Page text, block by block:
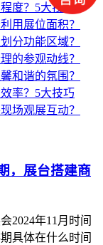
度？5大技巧
用展位面积？
分功能区域？
的参观动线？
和谐的氛围？
率？5大技巧
场观展互动？
，展台搭建商
2024年11月时间
具体在什么时间